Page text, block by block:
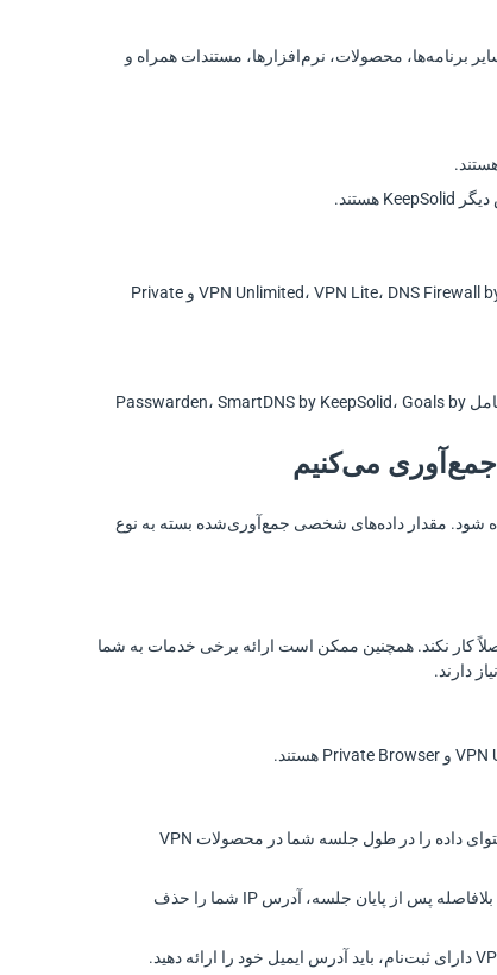
برنامه‌ها، محصولات، نرم‌افزارها، مستندات همراه و
اصطلاح «محصولات VPN» به همه خدمات شبکه خصوصی مجازی (VPN) KeepSolid، از جمله VPN Unlimited، VPN Lite، DNS Firewall by KeepSolid و Private
اصطلاح «سایر محصولات» به همه خدمات KeepSolid به‌جز محصولات VPN اشاره دارد. سایر محصولات شامل Passwarden، SmartDNS by KeepSolid، Goals by
شود. مقدار داده‌های شخصی جمع‌آوری‌شده بسته به نوع
کار نکند. همچنین ممکن است ارائه برخی خدمات به شما
دارند.
ما فعالیت‌های آنلاین شما، از جمله تاریخچه مرور، زمان‌های اتصال، متادیتا، دانلودها، استفاده از سرور یا محتوای داده را در طول جلسه شما در محصولات VPN
همچنین پس از پایان جلسه شما در محصولات VPN هرگز آدرس IP شما را ذخیره یا ثبت نمی‌کنیم؛ ما همیشه بلافاصله پس از پایان جلسه، آدرس IP شما را حذف